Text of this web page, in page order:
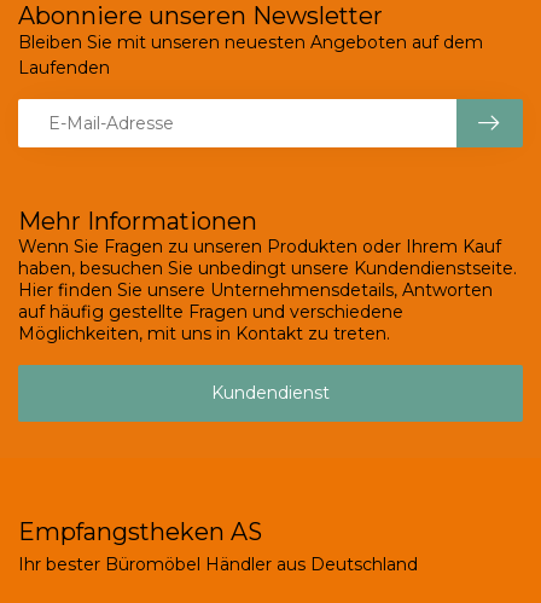
Mehr Informationen
Wenn Sie Fragen zu unseren Produkten oder Ihrem Kauf
haben, besuchen Sie unbedingt unsere Kundendienstseite.
Hier finden Sie unsere Unternehmensdetails, Antworten
auf häufig gestellte Fragen und verschiedene
Möglichkeiten, mit uns in Kontakt zu treten.
Kundendienst
Abonniere unseren Newsletter
Bleiben Sie mit unseren neuesten Angeboten auf dem
Laufenden
Empfangstheken AS
Ihr bester Büromöbel Händler aus Deutschland